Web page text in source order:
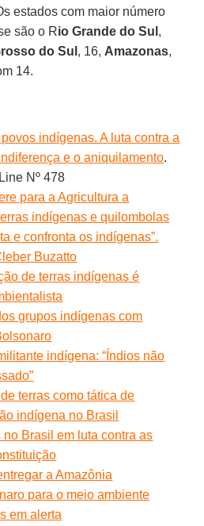
estados com maior número
são o Rio Grande do Sul ,
do Sul , 16, Amazonas,
14.
indígenas. A luta contra a
e o aniquilamento.
Nº 478
para a Agricultura a
indígenas e quilombolas
e confronta os indígenas”.
Buzatto
de terras indígenas é
grupos indígenas com
indígena: “Índios não
terras como tática de
indígena no Brasil
Brasil em luta contra as
a Amazônia
para o meio ambiente
em alerta